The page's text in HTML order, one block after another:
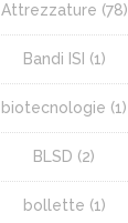
Attrezzature (78)
Bandi ISI (1)
biotecnologie (1)
BLSD (2)
bollette (1)